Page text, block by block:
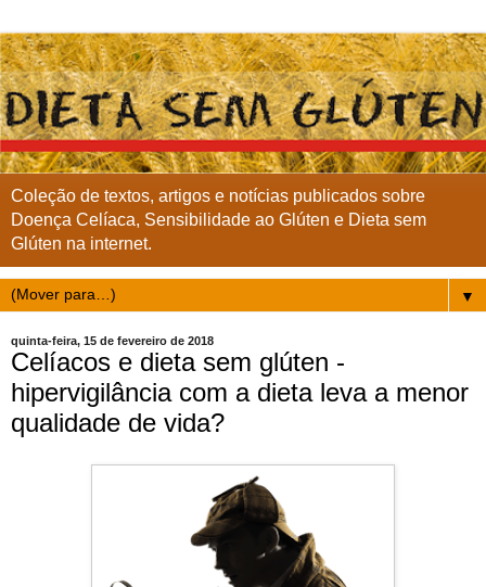
Coleção de textos, artigos e notícias publicados sobre
Doença Celíaca, Sensibilidade ao Glúten e Dieta sem
Glúten na internet.
▼
quinta-feira, 15 de fevereiro de 2018
Celíacos e dieta sem glúten -
hipervigilância com a dieta leva a menor
qualidade de vida?